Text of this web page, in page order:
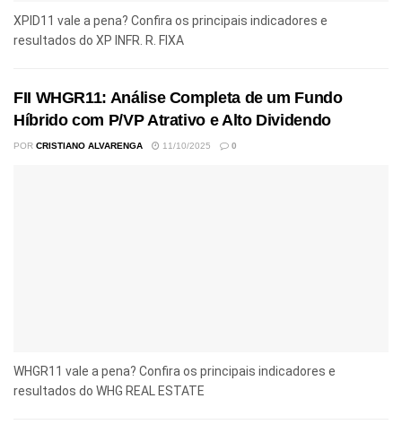
XPID11 vale a pena? Confira os principais indicadores e
resultados do XP INFR. R. FIXA
FII WHGR11: Análise Completa de um Fundo
Híbrido com P/VP Atrativo e Alto Dividendo
POR CRISTIANO ALVARENGA 11/10/2025 0
WHGR11 vale a pena? Confira os principais indicadores e
resultados do WHG REAL ESTATE